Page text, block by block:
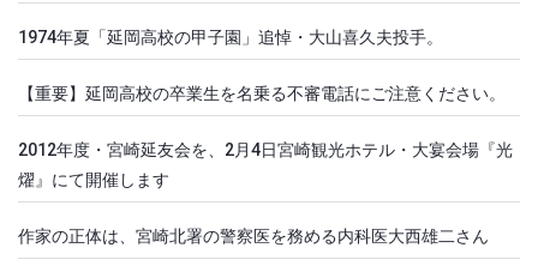
1974年夏「延岡高校の甲子園」追悼・大山喜久夫投手。
【重要】延岡高校の卒業生を名乗る不審電話にご注意ください。
2012年度・宮崎延友会を、2月4日宮崎観光ホテル・大宴会場『光
燿』にて開催します
作家の正体は、宮崎北署の警察医を務める内科医大西雄二さん